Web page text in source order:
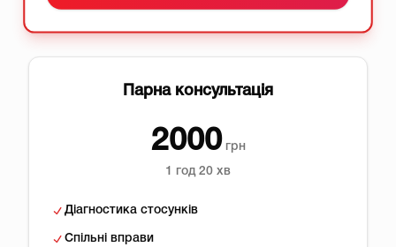
Парна консультація
2000 грн
1 год 20 хв
Діагностика стосунків
Спільні вправи